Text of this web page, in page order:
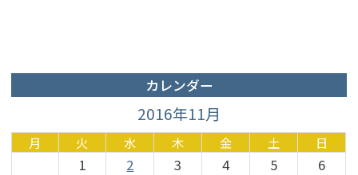
カレンダー
2016年11月
月 火 水 木 金 土 日
1 2 3 4 5
6